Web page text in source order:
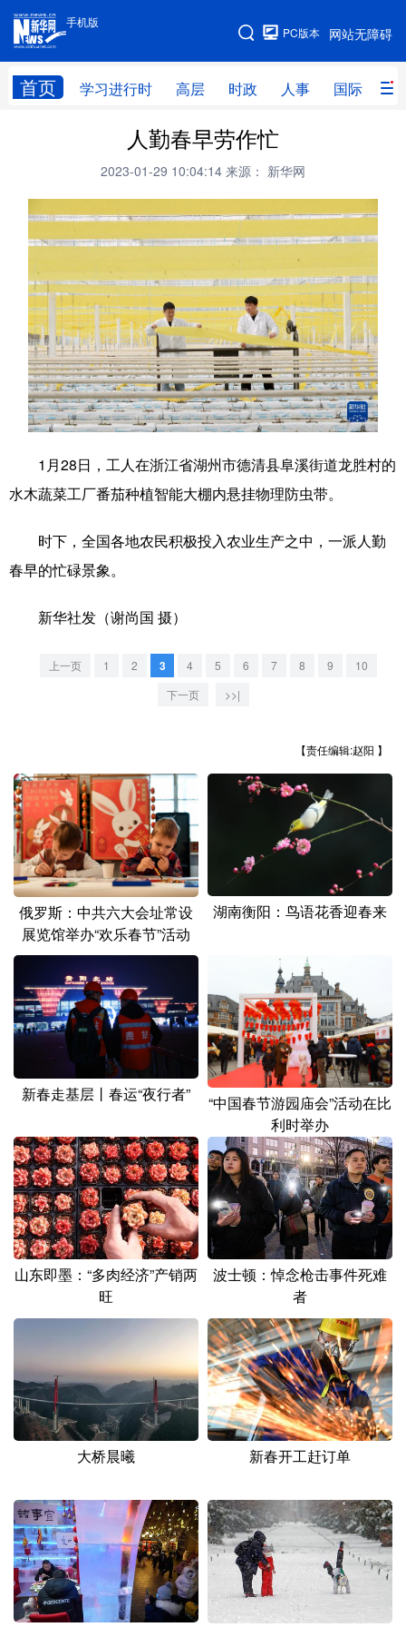
手机版
网站无障碍
PC版本
首页 学习进行时 高层 时政 人事 国际 财
手机版
网站地图
高层 时政
财经 网评
台湾 思客智库 全球连线 教育
科技 科创 量子
文化 书画 健康 军事
访谈 视频 图片 政务
法律 中央文件 金融 汽车
食品 人居 信息化 数字经济
地方频道
河北
江苏
浙江 安徽 福建
山东 河南 湖南
广东 广西 海南
四川 贵州 云南 西藏
陕西 甘肃
新疆
多语种频道
English Español Français عربى
Deutsch Português
人勤春早劳作忙
2023-01-29 10:04:14 来源： 新华网
1月28日，工人在浙江省湖州市德清县阜溪街道龙胜村的
水木蔬菜工厂番茄种植智能大棚内悬挂物理防虫带。
时下，全国各地农民积极投入农业生产之中，一派人勤
春早的忙碌景象。
新华社发（谢尚国 摄）
上一页 1 2 3 4 5 6 7 8 9
10
下一页
>>|
【责任编辑:赵阳 】
俄罗斯：中共六大会址常设
展览馆举办“欢乐春节”活动
湖南衡阳：鸟语花香迎春来
新春走基层丨春运“夜行者”
“中国春节游园庙会”活动在比
利时举办
山东即墨：“多肉经济”产销两
旺
波士顿：悼念枪击事件死难
者
大桥晨曦 新春开工赶订单